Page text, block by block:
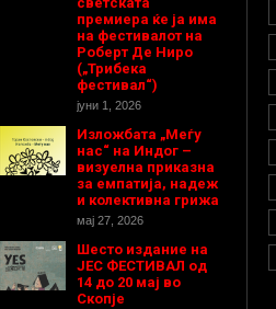
премиера ќе ја има
на фестивалот на
Роберт Де Ниро
(„Трибека
фестивал“)
јуни 1, 2026
Изложбата „Меѓу
нас“ на Индог –
визуелна приказна
за емпатија, надеж
и колективна грижа
мај 27, 2026
Шесто издание на
ЈЕС ФЕСТИВАЛ од
14 до 20 мај во
Скопје